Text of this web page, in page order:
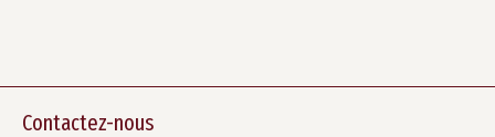
Contactez-nous